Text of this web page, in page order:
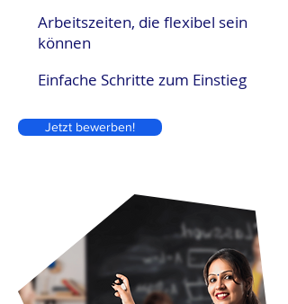
Arbeitszeiten, die flexibel sein
können
Einfache Schritte zum Einstieg
Jetzt bewerben!